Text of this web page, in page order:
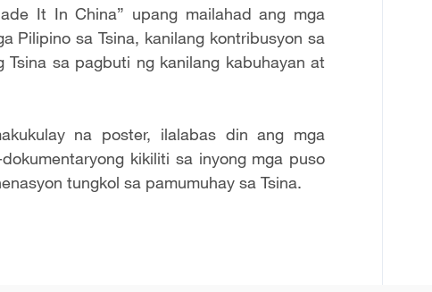
It In China” upang mailahad ang mga
Pilipino sa Tsina, kanilang kontribusyon sa
sa pagbuti ng kanilang kabuhayan at
na poster, ilalabas din ang mga
kikiliti sa inyong mga puso
tungkol sa pamumuhay sa Tsina.